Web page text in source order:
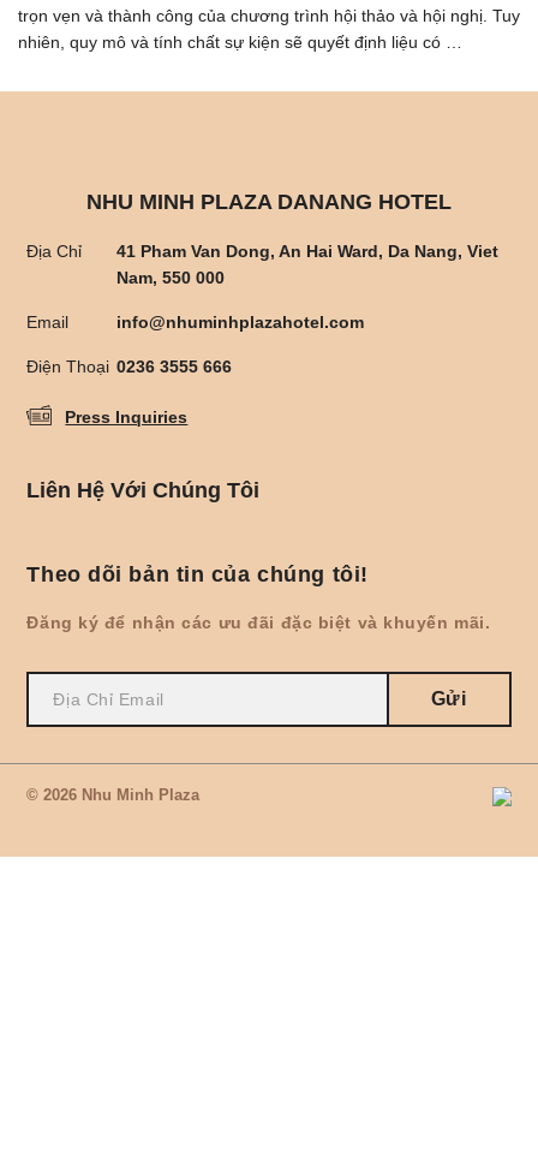
trọn vẹn và thành công của chương trình hội thảo và hội nghị. Tuy
nhiên, quy mô và tính chất sự kiện sẽ quyết định liệu có …
NHU MINH PLAZA DANANG HOTEL
Địa Chỉ
41 Pham Van Dong, An Hai Ward, Da Nang, Viet
Nam, 550 000
Email info@nhuminhplazahotel.com
Điện Thoại 0236 3555 666
Press Inquiries
Liên Hệ Với Chúng Tôi
Theo dõi bản tin của chúng tôi!
Đăng ký để nhận các ưu đãi đặc biệt và khuyến mãi.
Gửi
© 2026 Nhu Minh Plaza